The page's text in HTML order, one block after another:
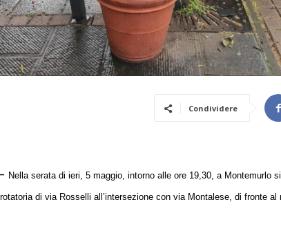
Condividere
Nella serata di ieri, 5 maggio, intorno alle ore 19,30, a Montemurlo
di via Rosselli all’intersezione con via Montalese, di fronte al